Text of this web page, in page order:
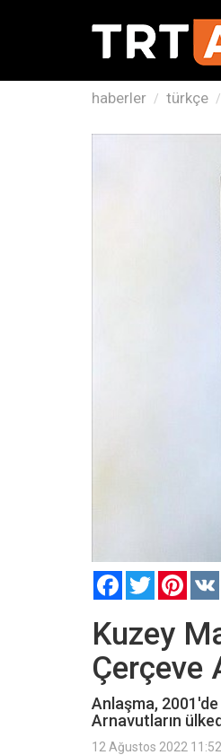
haberler türkçe
FacebookTwitter
Kuzey
Çerçeve
Anlaşma,
Arnavutların
12 Ağustos 2022 11:52